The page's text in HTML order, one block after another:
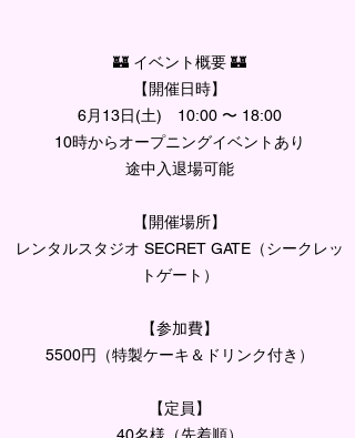
🏰 イベント概要 🏰
【開催日時】
6月13日(土) 10:00 〜 18:00
10時からオープニングイベントあり
途中入退場可能
【開催場所】
レンタルスタジオ SECRET GATE（シークレッ
トゲート）
【参加費】
5500円（特製ケーキ＆ドリンク付き）
【定員】